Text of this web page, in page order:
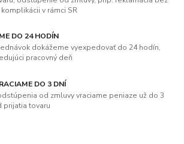
v rámci SR
DO 24 HODÍN
dokážeme vyexpedovať do 24 hodín,
pracovný deň
DO 3 DNÍ
od zmluvy vraciame peniaze už do 3
prijatia tovaru